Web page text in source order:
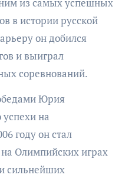
в истории русской
он добился
и выиграл
соревнований.
Юрия
на
году он стал
Олимпийских играх
сильнейших